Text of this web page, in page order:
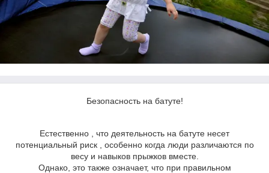
Безопасность на батуте!
Естественно , что деятельность на батуте несет
потенциальный риск , особенно когда люди различаются по
весу и навыков прыжков вместе.
Однако, это также означает, что при правильном